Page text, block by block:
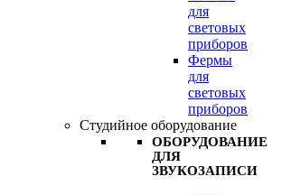
для
световых
приборов
Фермы
для
световых
приборов
Студийное оборудование
ОБОРУДОВАНИЕ
ДЛЯ
ЗВУКОЗАПИСИ